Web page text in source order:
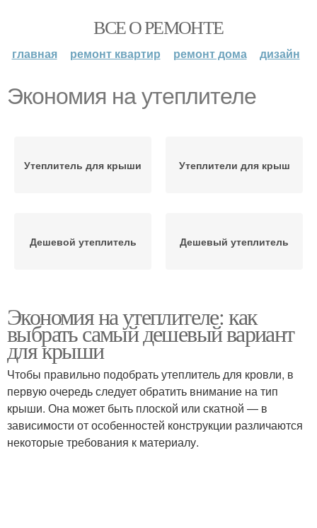
ВСЕ О РЕМОНТЕ
главная ремонт квартир ремонт дома дизайн
Экономия на утеплителе
Утеплитель для крыши Утеплители для крыш
Дешевой утеплитель Дешевый утеплитель
Экономия на утеплителе: как
выбрать самый дешевый вариант
для крыши
Чтобы правильно подобрать утеплитель для кровли, в
первую очередь следует обратить внимание на тип
крыши. Она может быть плоской или скатной — в
зависимости от особенностей конструкции различаются
некоторые требования к материалу.